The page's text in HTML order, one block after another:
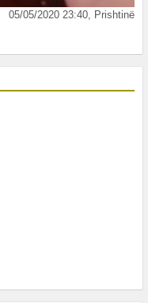
05/05/2020 23:40, Prishtinë